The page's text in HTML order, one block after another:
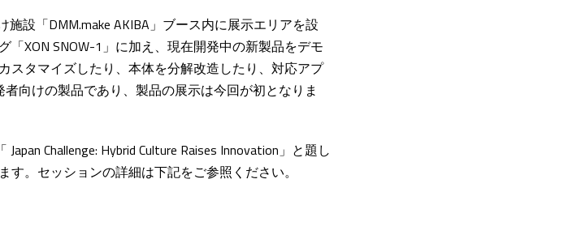
設「DMM.make AKIBA」ブース内に展示エリアを設
XON SNOW-1」に加え、現在開発中の新製品をデモ
スタマイズしたり、本体を分解改造したり、対応アプ
向けの製品であり、製品の展示は今回が初となりま
Challenge: Hybrid Culture Raises Innovation」と題し
。セッションの詳細は下記をご参照ください。